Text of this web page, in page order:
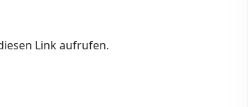
Link aufrufen.